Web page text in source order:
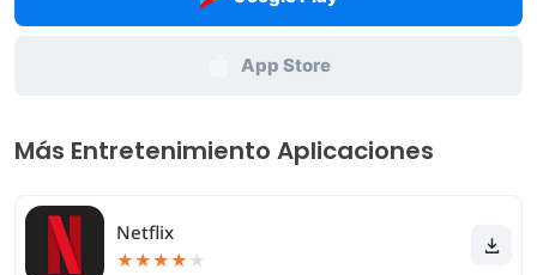
App Store
Más Entretenimiento Aplicaciones
Netflix
★★★★ ★